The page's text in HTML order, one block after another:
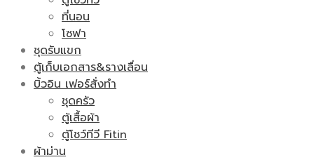
ที่นอน
โซฟา
ชุดรับแขก
ตู้เก็บเอกสาร&รางเลื่อน
บิ้วอิน เฟอร์สั่งทำ
ชุดครัว
ตู้เสื้อผ้า
ตู้โชว์ทีวี Fitin
ผ้าม่าน